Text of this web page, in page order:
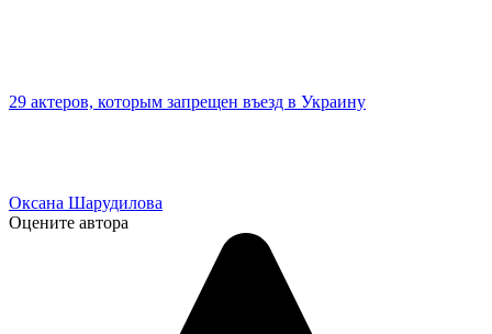
29 актеров, которым запрещен въезд в Украину
Оксана Шарудилова
Оцените автора